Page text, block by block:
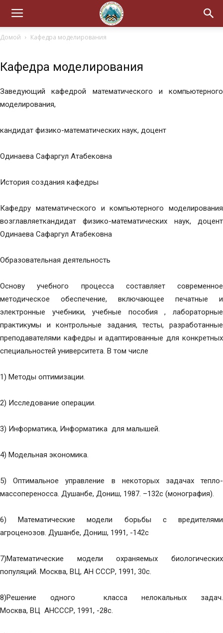
Домой Кафедра моделирования
Кафедра моделирования
Заведующий кафедрой математического и компьютерного
моделирования,
кандидат физико-математических наук, доцент
Одинаева Сафаргул Атабековна
История создания кафедры
Кафедру математического и компьютерного моделирования
возглавляеткандидат физико-математических наук, доцент
Одинаева Сафаргул Атабековна
Образовательная деятельность
Основу учебного процесса составляет современное
методическое обеспечение, включающее печатные и
электронные учебники, учебные пособия , лабораторные
практикумы и контрольные задания, тесты, разработанные
преподавателями кафедры и адаптированные для конкретных
специальностей университета. В том числе
1) Методы оптимизации.
2) Исследование операции.
3) Информатика, Информатика для малышей.
4) Модельная экономика.
5) Оптимальное управление в некоторых задачах тепло-
массопереносса. Душанбе, Дониш, 1987. –132с (монография).
6) Математические модели борьбы с вредителями
агроценозов. Душанбе, Дониш, 1991, -142с
7)Математические модели охраняемых биологических
популяций. Москва, ВЦ, АН СССР, 1991, 30с.
8)Решение одного класса нелокальных задач.
Москва, ВЦ АНСССР, 1991, -28с.